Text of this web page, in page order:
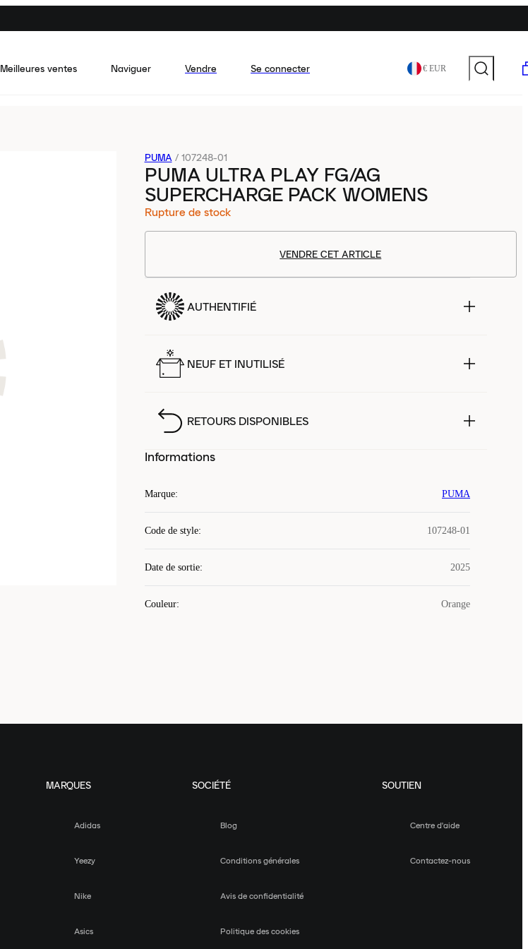
Meilleures ventes Naviguer Vendre Se connecter € EUR
PUMA / 107248-01
PUMA ULTRA PLAY FG/AG
SUPERCHARGE PACK WOMENS
Rupture de stock
VENDRE CET ARTICLE
AUTHENTIFIÉ
NEUF ET INUTILISÉ
RETOURS DISPONIBLES
Informations
Marque: PUMA
Code de style: 107248-01
Date de sortie: 2025
Couleur: Orange
MARQUES
Adidas
Yeezy
Nike
Asics
SOCIÉTÉ
Blog
Conditions générales
Avis de confidentialité
Politique des cookies
SOUTIEN
Centre d'aide
Contactez-nous